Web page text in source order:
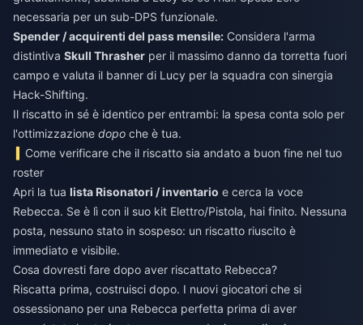
necessaria per un sub-DPS funzionale.
Spender / acquirenti del pass mensile: Considera l'arma
distintiva Skull Thrasher per il massimo danno da torretta fuori
campo e valuta il banner di Lucy per la squadra con sinergia
Hack-Shifting.
Il riscatto in sé è identico per entrambi: la spesa conta solo per
l'ottimizzazione dopo che è tua.
Come verificare che il riscatto sia andato a buon fine nel tuo
roster
Apri la tua lista Risonatori / inventario e cerca la voce
Rebecca. Se è lì con il suo kit Elettro/Pistola, hai finito. Nessuna
posta, nessuno stato in sospeso: un riscatto riuscito è
immediato e visibile.
Cosa dovresti fare dopo aver riscattato Rebecca?
Riscatta prima, costruisci dopo. I nuovi giocatori che si
ossessionano per una Rebecca perfetta prima di aver